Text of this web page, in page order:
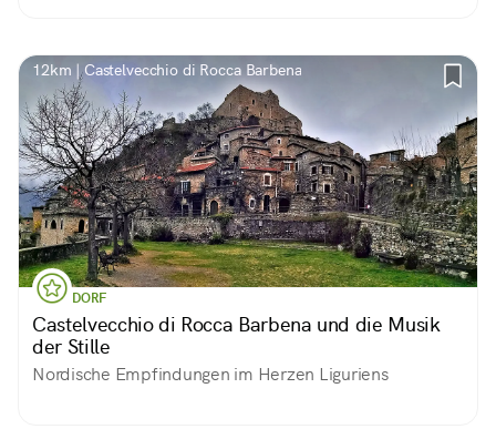
12km | Castelvecchio di Rocca Barbena
DORF
Castelvecchio di Rocca Barbena und die Musik
der Stille
Nordische Empfindungen im Herzen Liguriens